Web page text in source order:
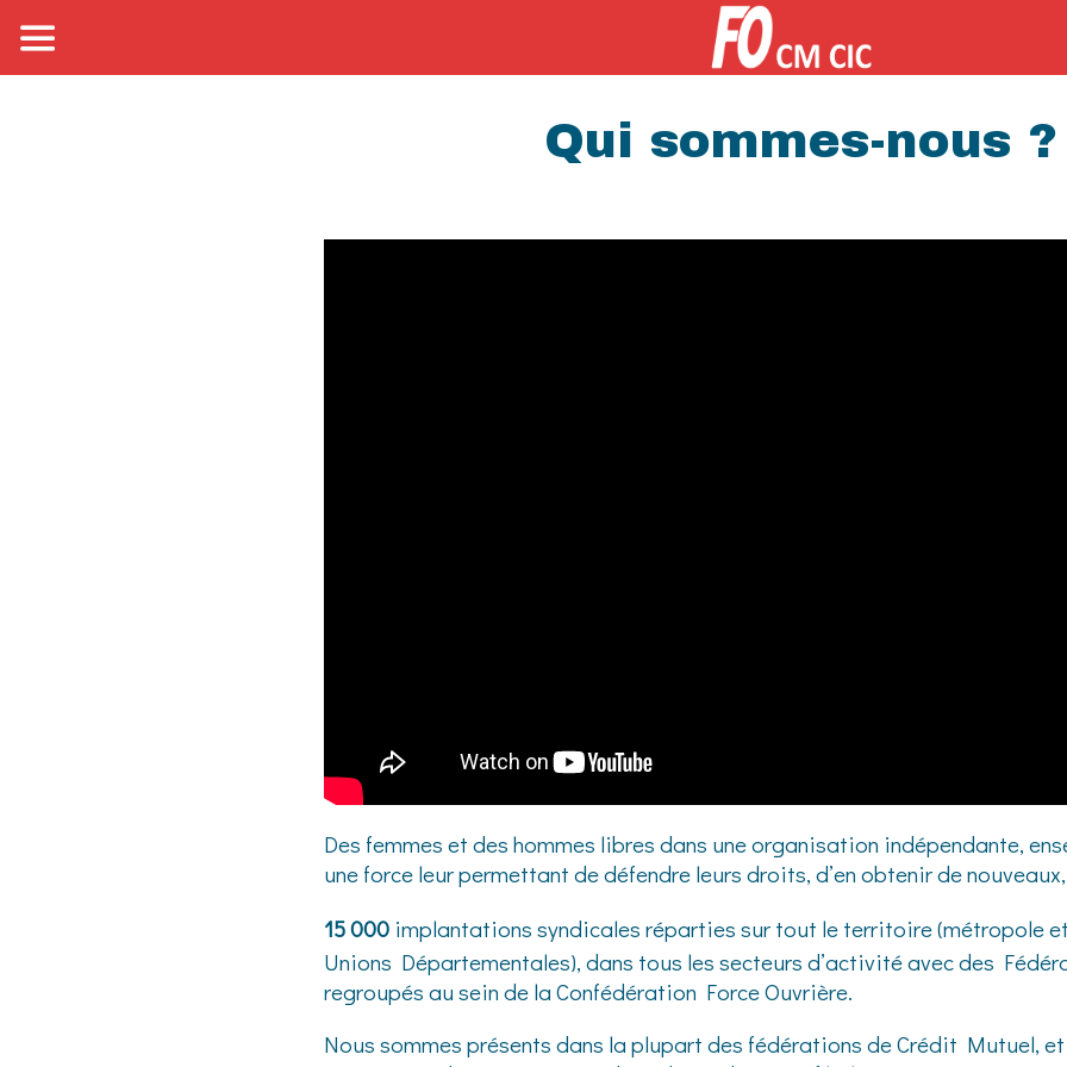
Qui sommes-nous ?
Des femmes et des hommes libres dans une organisation indépendante,
une force leur permettant de défendre leurs droits, d’en obtenir de
15 000 implantations syndicales réparties sur tout le territoire (métropole
Unions Départementales), dans tous les secteurs d’activité avec des
regroupés au sein de la Confédération Force Ouvrière.
Nous sommes présents dans la plupart des fédérations de Crédit Mutuel,